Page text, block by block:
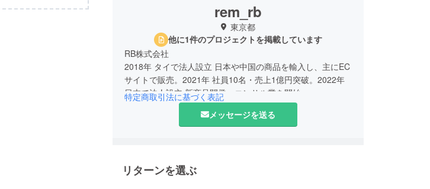
rem_rb
東京都
他に1件のプロジェクトを掲載しています
RB株式会社
2018年 タイで法人設立 日本や中国の商品を輸入し、主にEC
サイトで販売。2021年 社員10名・売上1億円突破。2022年
日本で法人設立 新商品開発・コンサル業を開始。
特定商取引法に基づく表記
メッセージを送る
リターンを選ぶ